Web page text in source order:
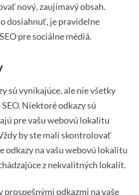
nový, zaujímavý obsah.
dosiahnuť, je pravidelne
pre sociálne médiá.
sú vynikajúce, ale nie všetky
Niektoré odkazy sú
pre vašu webovú lokalitu
by ste mali skontrolovať
odkazy na vašu webovú lokalitu
z nekvalitných lokalít.
prospešnými odkazmi na vaše